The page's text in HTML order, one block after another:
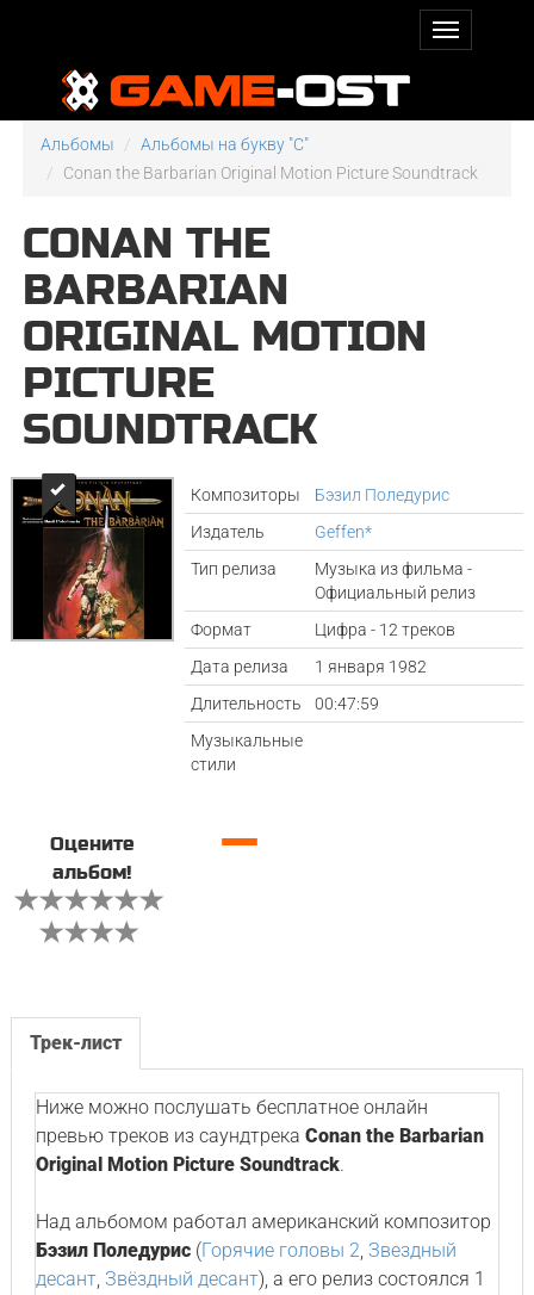
Альбомы
Альбомы на букву "C"
Conan the Barbarian Original Motion Picture Soundtrack
CONAN THE
BARBARIAN
ORIGINAL MOTION
PICTURE
SOUNDTRACK
Композиторы
Бэзил Поледурис
Издатель
Geffen*
Тип релиза
Музыка из фильма -
Официальный релиз
Формат
Цифра - 12 треков
Дата релиза
1 января 1982
Длительность
00:47:59
Музыкальные
стили
Оцените
альбом!
—
Трек-лист
Ниже можно послушать бесплатное онлайн
превью треков из саундтрека Conan the Barbarian
Original Motion Picture Soundtrack.
Над альбомом работал американский композитор
Бэзил Поледурис(Горячие головы 2, Звездный
десант, Звёздный десант), а его релиз состоялся 1